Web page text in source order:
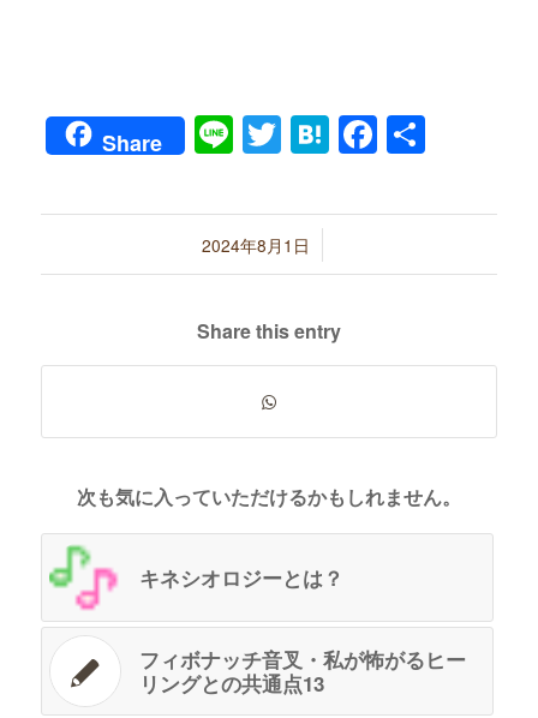
Share LineTwitter
Hatena共
2024年8月1日
/
Share this entry
次も気に入っていただけるかもしれません。
キネシオロジーとは？
フィボナッチ音叉・私が怖がるヒー
リングとの共通点13